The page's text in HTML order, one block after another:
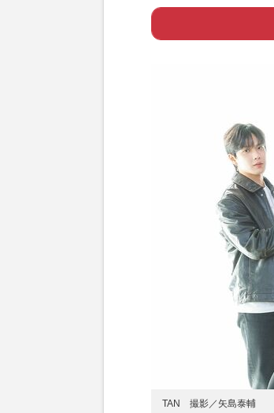
TAN 撮影／矢島泰輔